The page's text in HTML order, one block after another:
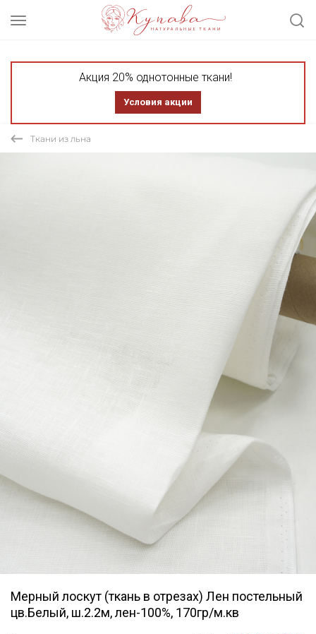
Акция 20% однотонные ткани!
Условия акции
Ткани из льна
Мерный лоскут (ткань в отрезах) Лен постельный
цв.Белый, ш.2.2м, лен-100%, 170гр/м.кв